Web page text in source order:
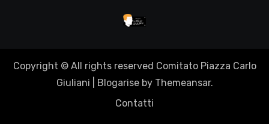
Copyright © All rights reserved Comitato Piazza Carlo
Giuliani
Blogariseby Themeansar.
Contatti